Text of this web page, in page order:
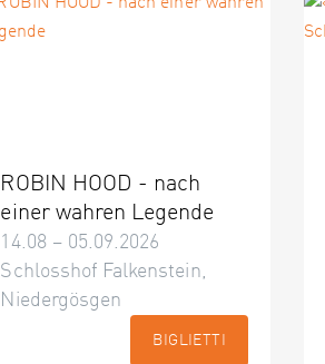
ROBIN HOOD - nach
einer wahren Legende
14.08 – 05.09.2026
Schlosshof Falkenstein,
Niedergösgen
BIGLIETTI